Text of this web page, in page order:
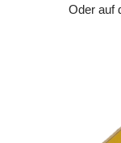
Oder auf